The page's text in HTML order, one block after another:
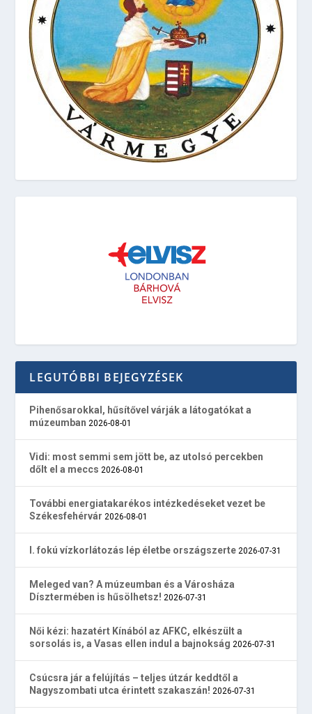
LEGUTÓBBI BEJEGYZÉSEK
Pihenősarokkal, hűsítővel várják a látogatókat a
múzeumban 2026-08-01
Vidi: most semmi sem jött be, az utolsó percekben
dőlt el a meccs 2026-08-01
További energiatakarékos intézkedéseket vezet be
Székesfehérvár 2026-08-01
I. fokú vízkorlátozás lép életbe országszerte 2026-07-31
Meleged van? A múzeumban és a Városháza
Dísztermében is hűsölhetsz! 2026-07-31
Női kézi: hazatért Kínából az AFKC, elkészült a
sorsolás is, a Vasas ellen indul a bajnokság 2026-07-31
Csúcsra jár a felújítás – teljes útzár keddtől a
Nagyszombati utca érintett szakaszán! 2026-07-31